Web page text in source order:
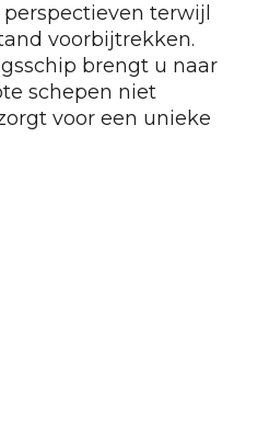
terwijl
voorbijtrekken.
brengt u naar
schepen niet
voor een unieke